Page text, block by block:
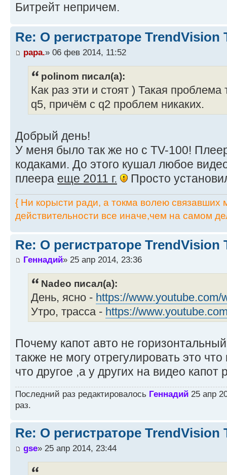
Битрейт непричем.
Re: О регистраторе TrendVision
papa.» 06 фев 2014, 11:52
polinom писал(а):
Как раз эти и стоят ) Такая
q5, причём с q2 проблем никаких.
Добрый день!
У меня было так же но с TV-100!
кодаками. До этого кушал любое
плеера еще 2011 г. Просто
{ Ни корысти ради, а токма волею связавших
действительности все иначе,чем на самом
Re: О регистраторе TrendVision
Геннадий» 25 апр 2014, 23:36
Nadeo писал(а):
День, ясно - https://www.youtube.com/
Утро, трасса - https://
Почему капот авто не
также не могу отрегулировать это
что другое ,а у других на видео капот
Последний раз редактировалось Геннадий 25 апр
раз.
Re: О регистраторе TrendVision
gse» 25 апр 2014, 23:44